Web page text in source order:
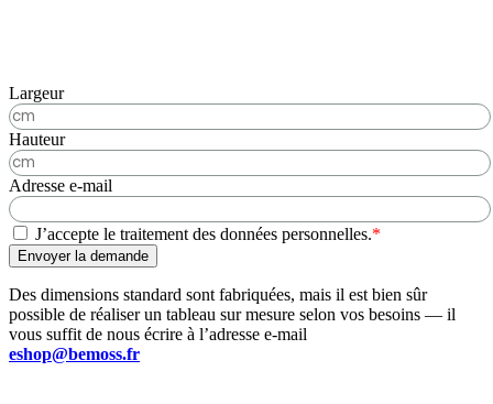
Largeur
Hauteur
Adresse e-mail
J’accepte le traitement des données personnelles.*
Envoyer la demande
Des dimensions standard sont fabriquées, mais il est bien sûr
possible de réaliser un tableau sur mesure selon vos besoins — il
vous suffit de nous écrire à l’adresse e-mail
eshop@bemoss.fr